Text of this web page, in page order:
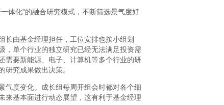
体化”的融合研究模式，不断筛选景气度好
由基金经理担任，工位安排也按小组划
，单个行业的独立研究已经无法满足投资需
需要新能源、电子、计算机等多个行业的研
究成果做出决策。
度变化。成长组每周开组会时都对各个细
来基本面进行动态展望，这有利于基金经理